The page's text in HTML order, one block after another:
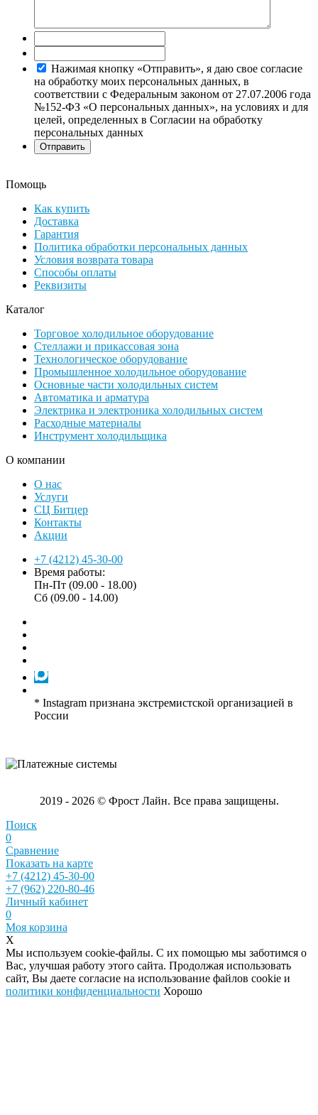
Нажимая кнопку «Отправить», я даю свое согласие
на обработку моих персональных данных, в
соответствии с Федеральным законом от 27.07.2006 года
№152-ФЗ «О персональных данных», на условиях и для
целей, определенных в Согласии на обработку
персональных данных
Помощь
Как купить
Доставка
Гарантия
Политика обработки персональных данных
Условия возврата товара
Способы оплаты
Реквизиты
Каталог
Торговое холодильное оборудование
Стеллажи и прикассовая зона
Технологическое оборудование
Промышленное холодильное оборудование
Основные части холодильных систем
Автоматика и арматура
Электрика и электроника холодильных систем
Расходные материалы
Инструмент холодильщика
О компании
О нас
Услуги
СЦ Битцер
Контакты
Акции
+7 (4212) 45-30-00
Время работы:
Пн-Пт (09.00 - 18.00)
Сб (09.00 - 14.00)
* Instagram признана экстремистской организацией в
России
2019 - 2026 © Фрост Лайн. Все права защищены.
Поиск
0
Сравнение
Показать на карте
+7 (4212) 45-30-00
+7 (962) 220-80-46
Личный кабинет
0
Моя корзина
X
Мы используем cookie-файлы. С их помощью мы заботимся о
Вас, улучшая работу этого сайта. Продолжая использовать
сайт, Вы даете согласие на использование файлов cookie и
политики конфиденциальности Хорошо